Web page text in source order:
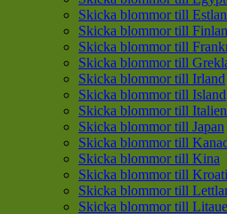
Skicka blommor till
Skicka blommor till
Skicka blommor till
Skicka blommor till
Skicka blommor till Irland
Skicka blommor till Island
Skicka blommor till Italien
Skicka blommor till Japan
Skicka blommor till
Skicka blommor till Kina
Skicka blommor till
Skicka blommor till
Skicka blommor till